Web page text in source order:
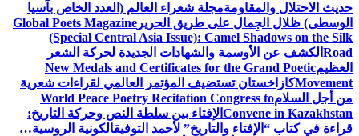
حديث الاحتلال والمقاومةمجلة شعراء العالم (العدد الخاص بآسيا
الوسطى) ظلال الجِمال على طريق الحرير Global Poets Magazine
(Special Central Asia Issue): Camel Shadows on the Silk
Road الكشف عن الأوسمة والشهادات الجديدة لحركة الشعر
العظيمNew Medals and Certificates for the Grand Poetic
Movementكازاخستان تستضيف المؤتمر العالمي لقراءات شعرية
من أجل السلامWorld Peace Poetry Recitation Congress to
Convene in Kazakhstan الإفتاء بين سلطة النص وحركة التاريخ:
قراءة في كتاب “الإفتاء والتاريخ” لأحمد التوفيقالكونية الروسية…